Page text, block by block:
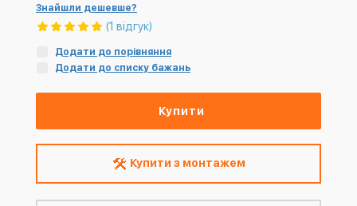
Знайшли дешевше?
(1 відгук)
Додати до порівняння
Додати до списку бажань
Купити
Купити з монтажем